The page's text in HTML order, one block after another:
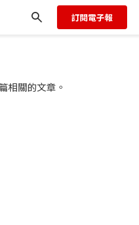
訂閱電子報
篇相關的文章。